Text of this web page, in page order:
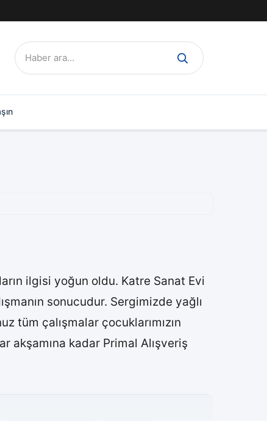
Ara:
ilgisi yoğun oldu. Katre Sanat Evi
sonucudur. Sergimizde yağlı
tüm çalışmalar çocuklarımızın
akşamına kadar Primal Alışveriş